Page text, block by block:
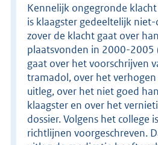
Kennelijk ongegronde
is klaagster gedeeltelijk
zover de klacht gaat over
plaatsvonden in 2000-2005
gaat over het voorschrijven
tramadol, over het
uitleg, over het niet goed
klaagster en over het
dossier. Volgens het college
richtlijnen voorgeschreven.